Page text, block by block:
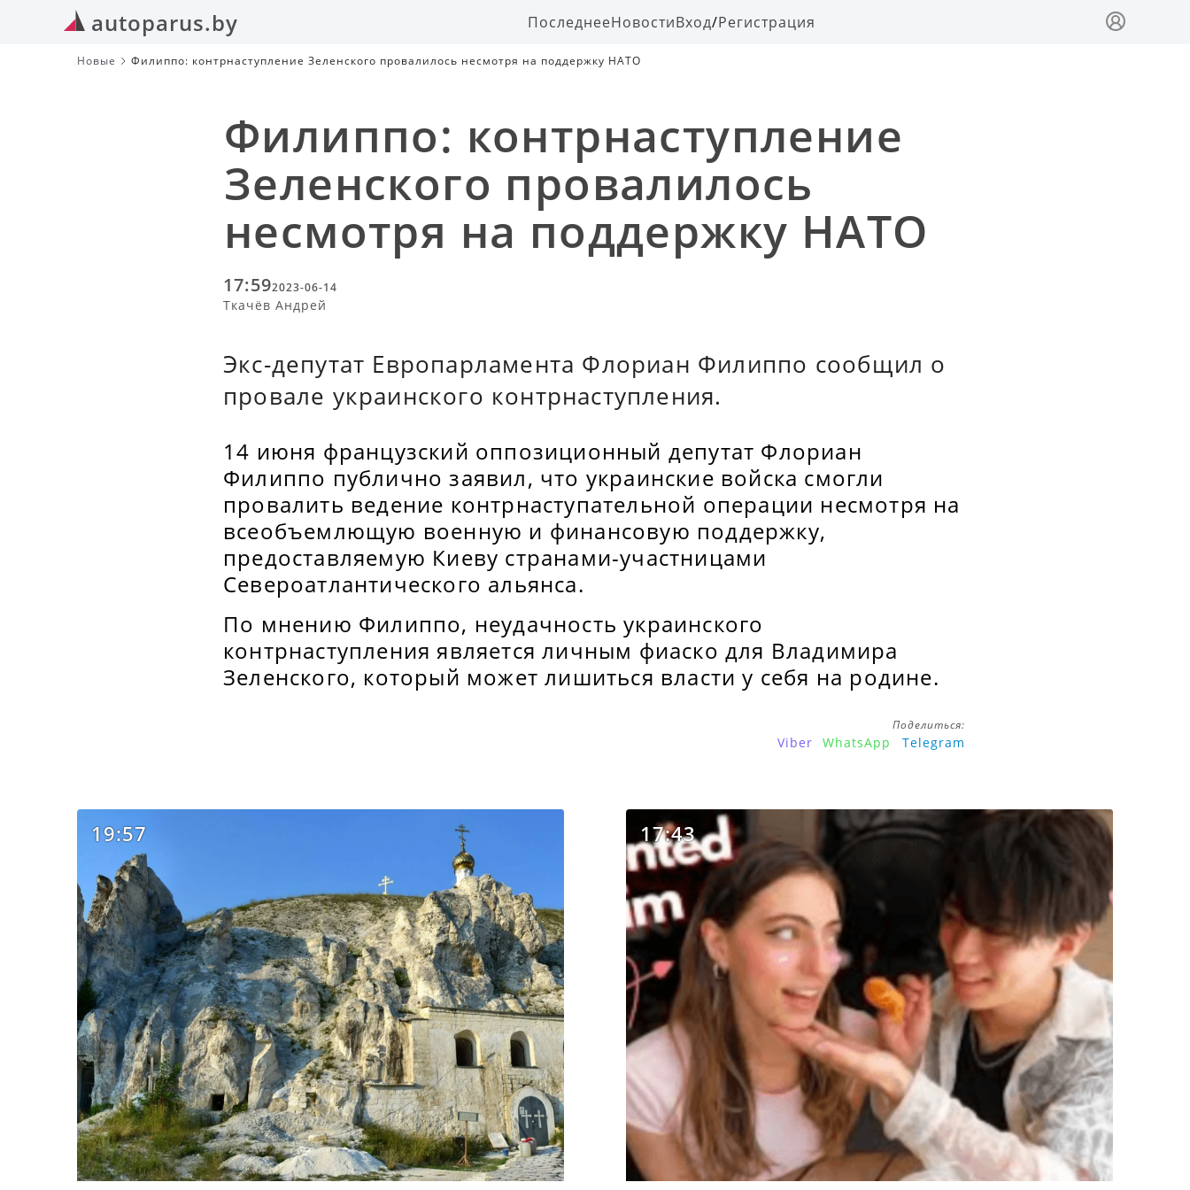
autoparus.by ПоследнееНовостиВход/Регистрация
Новые Филиппо: контрнаступление Зеленского провалилось несмотря на поддержку НАТО
Филиппо: контрнаступление
Зеленского провалилось
несмотря на поддержку НАТО
17:592023-06-14
Ткачёв Андрей
Экс-депутат Европарламента Флориан Филиппо сообщил о
провале украинского контрнаступления.
14 июня французский оппозиционный депутат Флориан
Филиппо публично заявил, что украинские войска смогли
провалить ведение контрнаступательной операции несмотря на
всеобъемлющую военную и финансовую поддержку,
предоставляемую Киеву странами-участницами
Североатлантического альянса.
По мнению Филиппо, неудачность украинского
контрнаступления является личным фиаско для Владимира
Зеленского, который может лишиться власти у себя на родине.
Поделиться:
Viber WhatsApp Telegram
19:57 17:43